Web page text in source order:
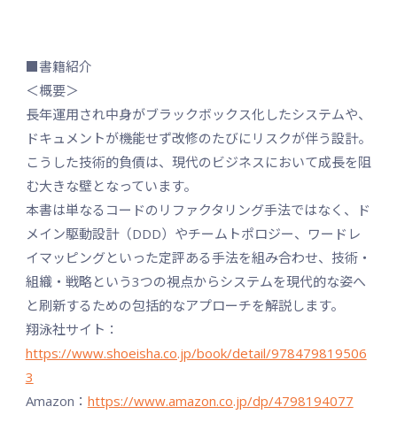
■書籍紹介
＜概要＞
長年運用され中身がブラックボックス化したシステムや、
ドキュメントが機能せず改修のたびにリスクが伴う設計。
こうした技術的負債は、現代のビジネスにおいて成長を阻
む大きな壁となっています。
本書は単なるコードのリファクタリング手法ではなく、ド
メイン駆動設計（DDD）やチームトポロジー、ワードレ
イマッピングといった定評ある手法を組み合わせ、技術・
組織・戦略という3つの視点からシステムを現代的な姿へ
と刷新するための包括的なアプローチを解説します。
翔泳社サイト：
https://www.shoeisha.co.jp/book/detail/978479819506
3
Amazon： https://www.amazon.co.jp/dp/4798194077